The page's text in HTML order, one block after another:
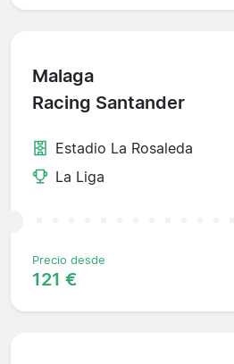
Malaga
Racing Santander
Estadio La Rosaleda
La Liga
Precio desde
121 €